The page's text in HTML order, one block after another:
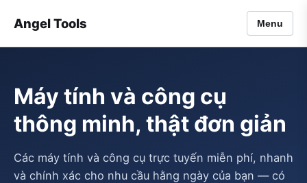
Angel Tools Menu
Máy tính và công cụ
thông minh, thật đơn giản
Các máy tính và công cụ trực tuyến miễn phí, nhanh
và chính xác cho nhu cầu hằng ngày của bạn — có